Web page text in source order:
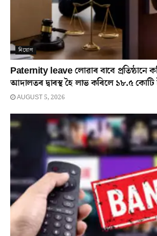
নিয়োগ
Paternity leave লোৱাৰ বাবে প্ৰতিষ্ঠানে
আদালতৰ দ্বাৰস্থ হৈ লাভ কৰিলে ১৮.৫ কোটি
AUGUST 5, 2026